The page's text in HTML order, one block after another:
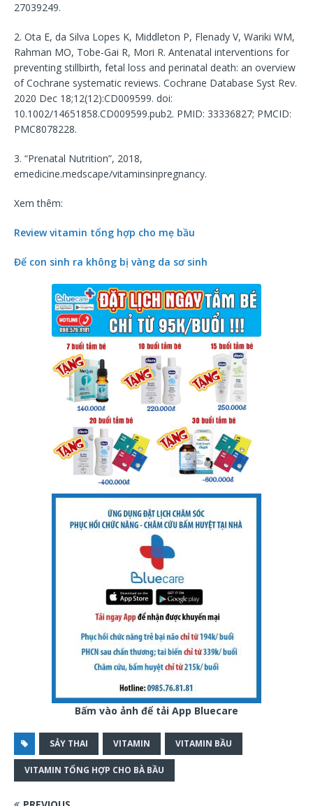
27039249.
2. Ota E, da Silva Lopes K, Middleton P, Flenady V, Wariki WM,
Rahman MO, Tobe-Gai R, Mori R. Antenatal interventions for
preventing stillbirth, fetal loss and perinatal death: an overview
of Cochrane systematic reviews. Cochrane Database Syst Rev.
2020 Dec 18;12(12):CD009599. doi:
10.1002/14651858.CD009599.pub2. PMID: 33336827; PMCID:
PMC8078228.
3. “Prenatal Nutrition”, 2018,
emedicine.medscape/vitaminsinpregnancy.
Xem thêm:
Review vitamin tổng hợp cho mẹ bầu
Để con sinh ra không bị vàng da sơ sinh
Bấm vào ảnh để tải App Bluecare
SẢY THAI VITAMIN VITAMIN BẦU
VITAMIN TỔNG HỢP CHO BÀ BẦU